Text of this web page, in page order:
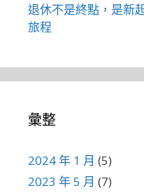
退休不是終點，是新
旅程
彙整
2024 年 1 月 (5)
2023 年 5 月 (7)